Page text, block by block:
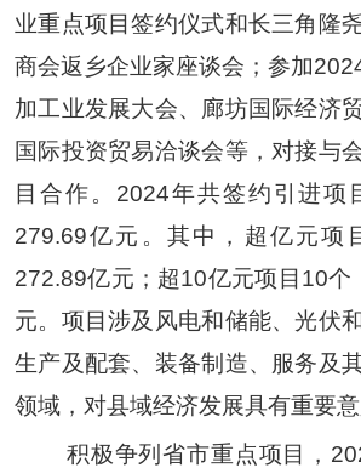
业重点项目签约仪式和长三角隆
商会返乡企业家座谈会；参加
加工业发展大会、廊坊国际经济
国际投资贸易洽谈会等，对接与
目合作。 2024年共签约引进项
279.69亿元。其中，超亿元项
272.89亿元；超10亿元项目 10个
元。项目涉及风电和储能、光伏
生产及配套、装备制造、服务及
领域，对县域经济发展具有重要意
积极争列省市重点项目，